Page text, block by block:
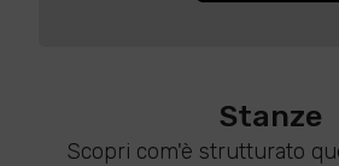
Stanze
Scopri com'è strutturato